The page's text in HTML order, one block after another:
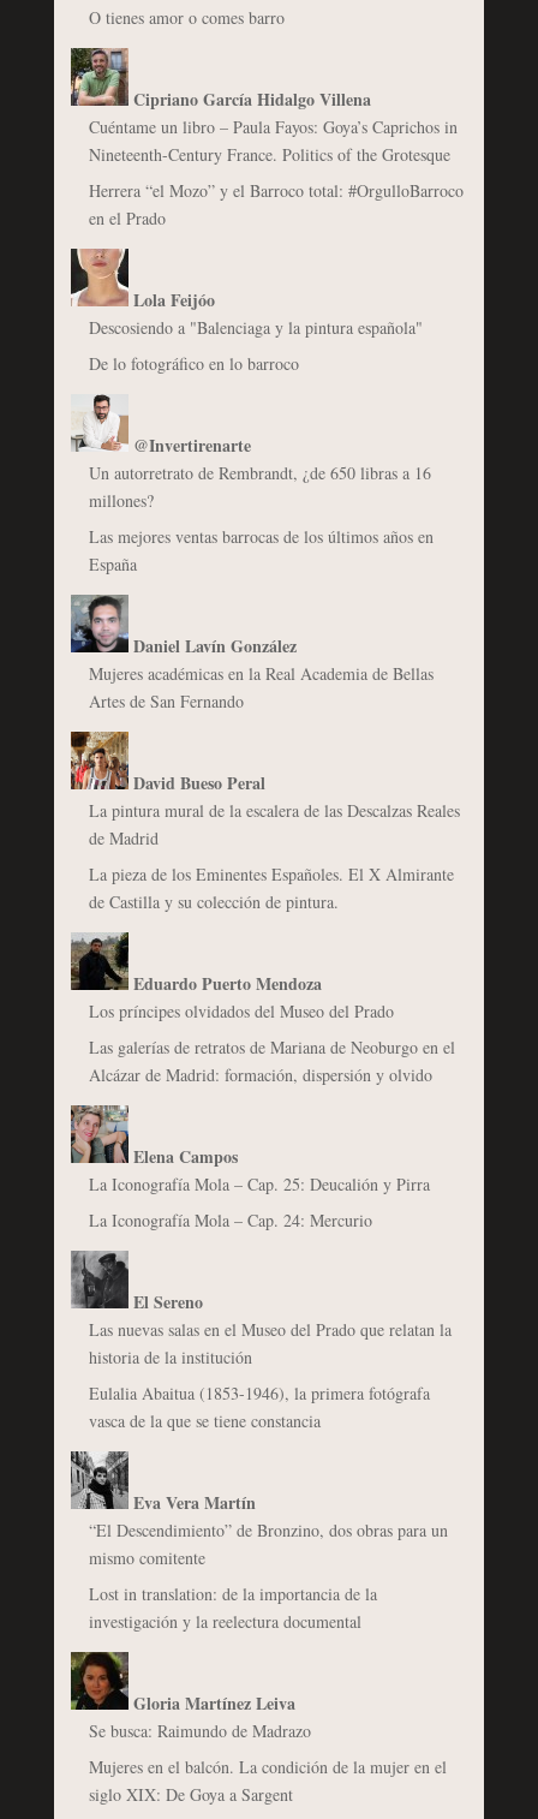
O tienes amor o comes barro
Cipriano García Hidalgo Villena
Cuéntame un libro – Paula Fayos: Goya’s Caprichos in
Nineteenth-Century France. Politics of the Grotesque
Herrera “el Mozo” y el Barroco total: #OrgulloBarroco
en el Prado
Lola Feijóo
Descosiendo a "Balenciaga y la pintura española"
De lo fotográfico en lo barroco
@Invertirenarte
Un autorretrato de Rembrandt, ¿de 650 libras a 16
millones?
Las mejores ventas barrocas de los últimos años en
España
Daniel Lavín González
Mujeres académicas en la Real Academia de Bellas
Artes de San Fernando
David Bueso Peral
La pintura mural de la escalera de las Descalzas Reales
de Madrid
La pieza de los Eminentes Españoles. El X Almirante
de Castilla y su colección de pintura.
Eduardo Puerto Mendoza
Los príncipes olvidados del Museo del Prado
Las galerías de retratos de Mariana de Neoburgo en el
Alcázar de Madrid: formación, dispersión y olvido
Elena Campos
La Iconografía Mola – Cap. 25: Deucalión y Pirra
La Iconografía Mola – Cap. 24: Mercurio
El Sereno
Las nuevas salas en el Museo del Prado que relatan la
historia de la institución
Eulalia Abaitua (1853-1946), la primera fotógrafa
vasca de la que se tiene constancia
Eva Vera Martín
“El Descendimiento” de Bronzino, dos obras para un
mismo comitente
Lost in translation: de la importancia de la
investigación y la reelectura documental
Gloria Martínez Leiva
Se busca: Raimundo de Madrazo
Mujeres en el balcón. La condición de la mujer en el
siglo XIX: De Goya a Sargent